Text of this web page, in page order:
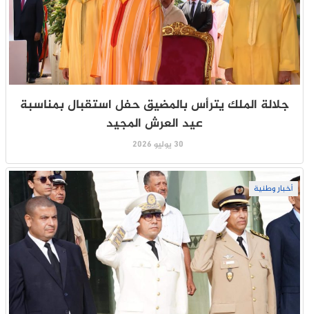
جلالة الملك يترأس بالمضيق حفل استقبال بمناسبة
عيد العرش المجيد
30 يوليو 2026
أخبار وطنية